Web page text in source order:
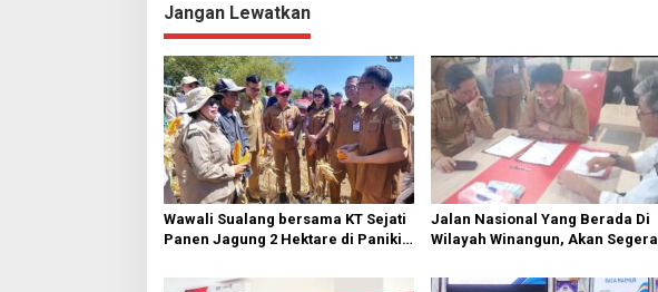
Jangan Lewatkan
Wawali Sualang bersama KT Sejati
Panen Jagung 2 Hektare di Paniki
Jalan Nasional Yang Berada Di
Wilayah Winangun, Akan Segera